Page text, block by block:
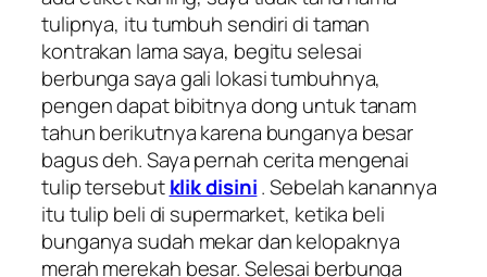
tulipnya, itu tumbuh sendiri di taman
kontrakan lama saya, begitu selesai
berbunga saya gali lokasi tumbuhnya,
pengen dapat bibitnya dong untuk tanam
tahun berikutnya karena bunganya besar
bagus deh. Saya pernah cerita mengenai
tulip tersebutklik disini. Sebelah kanannya
itu tulip beli di supermarket, ketika beli
bunganya sudah mekar dan kelopaknya
merah merekah besar. Selesai berbunga